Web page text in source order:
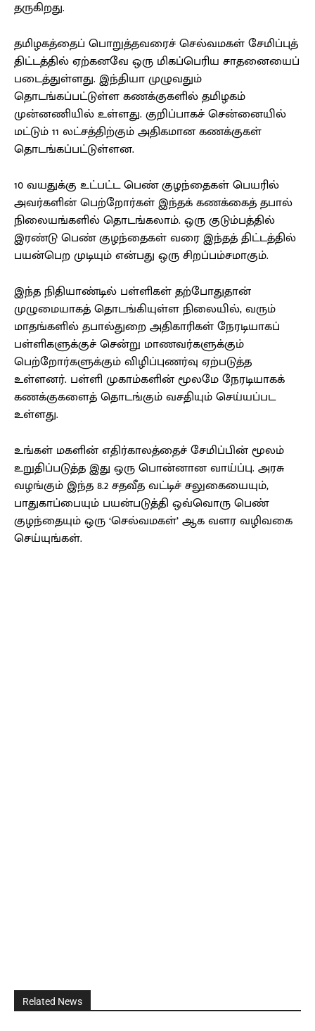
தருகிறது.
தமிழகத்தைப் பொறுத்தவரைச் செல்வமகள் சேமிப்புத்
திட்டத்தில் ஏற்கனவே ஒரு மிகப்பெரிய சாதனையைப்
படைத்துள்ளது. இந்தியா முழுவதும்
தொடங்கப்பட்டுள்ள கணக்குகளில் தமிழகம்
முன்னணியில் உள்ளது. குறிப்பாகச் சென்னையில்
மட்டும் 11 லட்சத்திற்கும் அதிகமான கணக்குகள்
தொடங்கப்பட்டுள்ளன.
10 வயதுக்கு உட்பட்ட பெண் குழந்தைகள் பெயரில்
அவர்களின் பெற்றோர்கள் இந்தக் கணக்கைத் தபால்
நிலையங்களில் தொடங்கலாம். ஒரு குடும்பத்தில்
இரண்டு பெண் குழந்தைகள் வரை இந்தத் திட்டத்தில்
பயன்பெற முடியும் என்பது ஒரு சிறப்பம்சமாகும்.
இந்த நிதியாண்டில் பள்ளிகள் தற்போதுதான்
முழுமையாகத் தொடங்கியுள்ள நிலையில், வரும்
மாதங்களில் தபால்துறை அதிகாரிகள் நேரடியாகப்
பள்ளிகளுக்குச் சென்று மாணவர்களுக்கும்
பெற்றோர்களுக்கும் விழிப்புணர்வு ஏற்படுத்த
உள்ளனர். பள்ளி முகாம்களின் மூலமே நேரடியாகக்
கணக்குகளைத் தொடங்கும் வசதியும் செய்யப்பட
உள்ளது.
உங்கள் மகளின் எதிர்காலத்தைச் சேமிப்பின் மூலம்
உறுதிப்படுத்த இது ஒரு பொன்னான வாய்ப்பு. அரசு
வழங்கும் இந்த 8.2 சதவீத வட்டிச் சலுகையையும்,
பாதுகாப்பையும் பயன்படுத்தி ஒவ்வொரு பெண்
குழந்தையும் ஒரு ‘செல்வமகள்’ ஆக வளர வழிவகை
செய்யுங்கள்.
Related News